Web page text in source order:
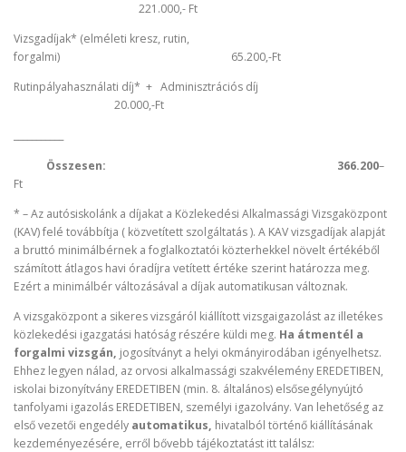
221.000,- Ft
Vizsgadíjak* (elméleti kresz, rutin,
forgalmi) 65.200,-Ft
Rutinpályahasználati díj* + Adminisztrációs díj
20.000,-Ft
Összesen: 366.200–
Ft
* – Az autósiskolánk a díjakat a Közlekedési Alkalmassági Vizsgaközpont
(KAV) felé továbbítja ( közvetített szolgáltatás ). A KAV vizsgadíjak alapját
a bruttó minimálbérnek a foglalkoztatói közterhekkel növelt értékéből
számított átlagos havi óradíjra vetített értéke szerint határozza meg.
Ezért a minimálbér változásával a díjak automatikusan változnak.
A vizsgaközpont a sikeres vizsgáról kiállított vizsgaigazolást az illetékes
közlekedési igazgatási hatóság részére küldi meg. Ha átmentél a
forgalmi vizsgán, jogosítványt a helyi okmányirodában igényelhetsz.
Ehhez legyen nálad, az orvosi alkalmassági szakvélemény EREDETIBEN,
iskolai bizonyítvány EREDETIBEN (min. 8. általános) elsősegélynyújtó
tanfolyami igazolás EREDETIBEN, személyi igazolvány. Van lehetőség az
első vezetői engedély automatikus, hivatalból történő kiállításának
kezdeményezésére, erről bővebb tájékoztatást itt találsz: